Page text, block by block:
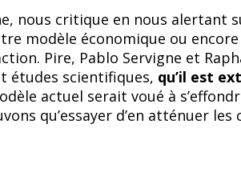
nous critique en nous alertant
modèle économique ou
Pire, Pablo Servigne et
études scientifiques, qu’il est
actuel serait voué à
qu’essayer d’en atténuer les